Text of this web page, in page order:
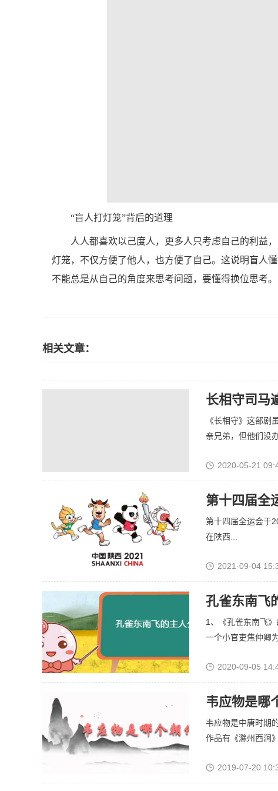
“盲人打灯笼”背后的道理
人人都喜欢以己度人，更多人只考虑自己的利益
灯笼，不仅方便了他人，也方便了自己。这说明盲人
不能总是从自己的角度来思考问题，要懂得换位思考。
相关文章：
长相守司马
《长相守》这部剧
亲兄弟，但他们没办
2020-05-21
第十四届全
第十四届全运会于
在陕西...
2021-09-04
孔雀东南飞
1、《孔雀东南飞
一个小官吏焦仲卿为
2020-09-05
韦应物是哪
韦应物是中唐时期
作品有《滁州西涧》
2019-07-20